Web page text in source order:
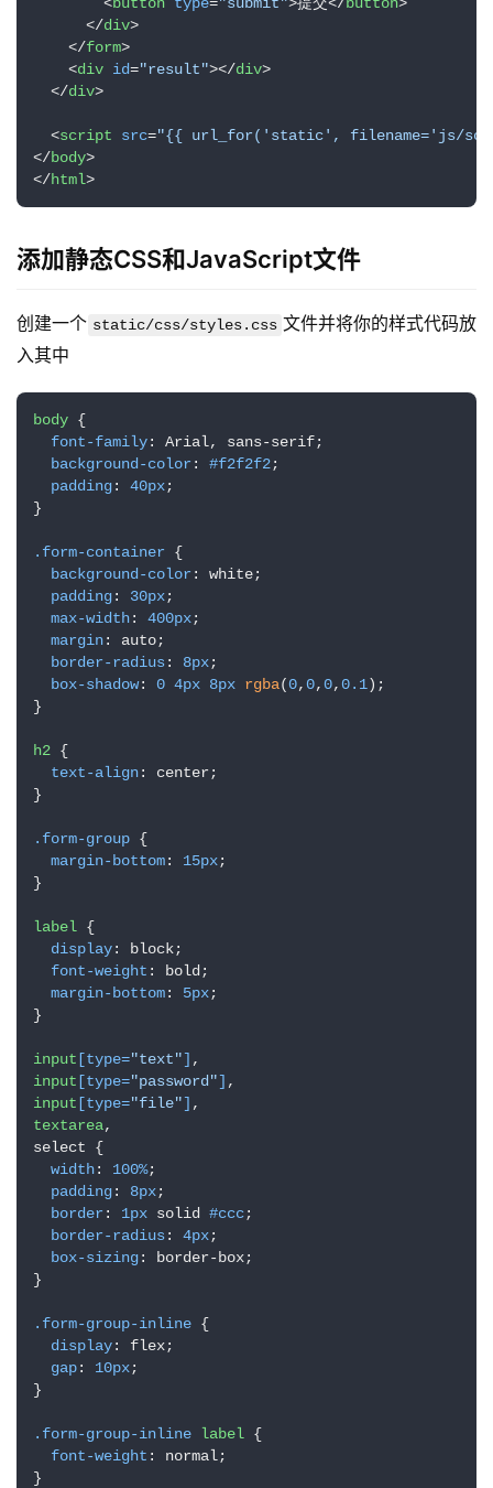
有
云
企
业
项
登录
</div>
</form>
<div id="result"></div>
</div>
<script src="{{ url_for('static', filename='js/
</body>
</html>
添加静态CSS和JavaScript文件
创建一个 static/css/styles.css 文件并将你的样式代码放
入其中
body {
font-family: Arial, sans-serif;
background-color: #f2f2f2;
padding: 40px;
}
.form-container {
background-color: white;
padding: 30px;
max-width: 400px;
margin: auto;
border-radius: 8px;
box-shadow: 0 4px 8px rgba(0,0,0,0.1);
}
h2 {
text-align: center;
}
.form-group {
margin-bottom: 15px;
}
label {
display: block;
font-weight : bold;
margin-bottom: 5px;
}
input [type="text"]
input [type="password"]
input [type="file"]
textarea,
select {
width: 100%;
padding: 8px;
border: 1px solid #ccc;
border-radius: 4px;
box-sizing: border-box;
}
.form-group-inline {
display: flex;
gap: 10px;
}
.form-group-inline label {
font-weight : normal;
}